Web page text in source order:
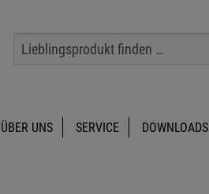
ÜBER UNS SERVICE DOWNLOADS